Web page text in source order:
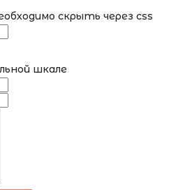
скрыть через css
шкале